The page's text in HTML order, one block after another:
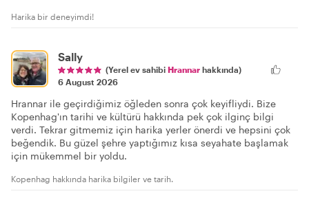
Harika bir deneyimdi!
Sally
(Yerel ev sahibi Hrannar hakkında)
6 August 2026
Hrannar ile geçirdiğimiz öğleden sonra çok keyifliydi. Bize
Kopenhag'ın tarihi ve kültürü hakkında pek çok ilginç bilgi
verdi. Tekrar gitmemiz için harika yerler önerdi ve hepsini çok
beğendik. Bu güzel şehre yaptığımız kısa seyahate başlamak
için mükemmel bir yoldu.
Kopenhag hakkında harika bilgiler ve tarih.